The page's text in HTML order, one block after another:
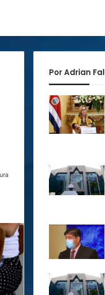
Por Adrian